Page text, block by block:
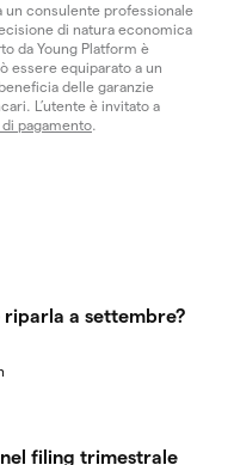
un consulente professionale
di natura economica
da Young Platform è
essere equiparato a un
delle garanzie
L’utente è invitato a
pagamento.
a settembre?
nel filing trimestrale